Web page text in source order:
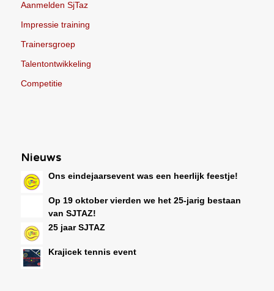
Aanmelden SjTaz
Impressie training
Trainersgroep
Talentontwikkeling
Competitie
Nieuws
Ons eindejaarsevent was een heerlijk feestje!
Op 19 oktober vierden we het 25-jarig bestaan
van SJTAZ!
25 jaar SJTAZ
Krajicek tennis event